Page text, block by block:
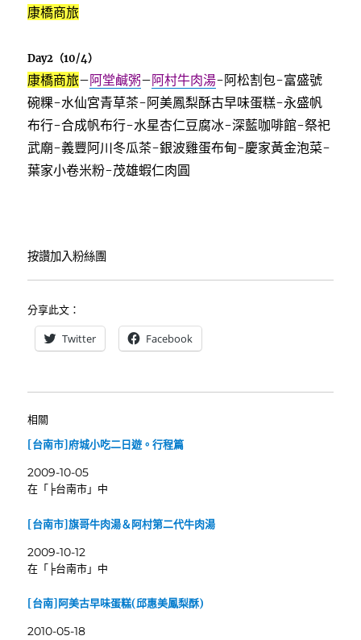
康橋商旅
Day2（10/4）
康橋商旅–阿堂鹹粥–阿村牛肉湯-阿松割包-富盛號
碗粿-水仙宮青草茶-阿美鳳梨酥古早味蛋糕-永盛帆
布行-合成帆布行-水星杏仁豆腐冰-深藍咖啡館-祭祀
武廟-義豐阿川冬瓜茶-銀波雞蛋布甸-慶家黃金泡菜-
葉家小卷米粉-茂雄蝦仁肉圓
按讚加入粉絲團
分享此文：
Twitter Facebook
相關
[台南市]府城小吃二日遊。行程篇
2009-10-05
在「╞台南市」中
[台南市]旗哥牛肉湯＆阿村第二代牛肉湯
2009-10-12
在「╞台南市」中
[台南]阿美古早味蛋糕(邱惠美鳳梨酥)
2010-05-18